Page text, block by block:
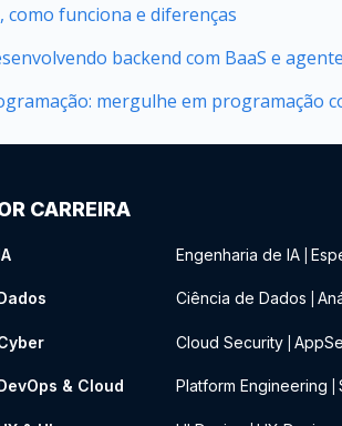
como funciona e diferenças
backend com BaaS e
mergulhe em programação
CARREIRA
Engenharia de IA
Ciência de Dados
Cloud Security
& Cloud Platform Engineering